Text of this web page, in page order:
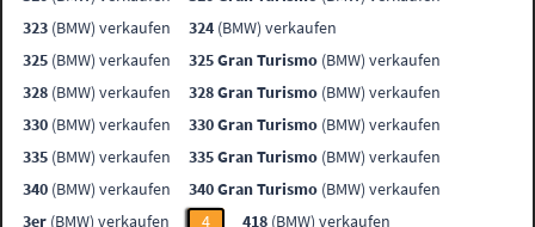
323 (BMW) verkaufen 324 (BMW) verkaufen
325 (BMW) verkaufen 325 Gran Turismo (BMW) verkaufen
328 (BMW) verkaufen 328 Gran Turismo (BMW) verkaufen
330 (BMW) verkaufen 330 Gran Turismo (BMW) verkaufen
335 (BMW) verkaufen 335 Gran Turismo (BMW) verkaufen
340 (BMW) verkaufen 340 Gran Turismo (BMW) verkaufen
3er (BMW) verkaufen 4 418 (BMW) verkaufen